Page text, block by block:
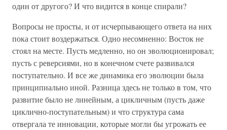
один от другого? И что видится в конце спирали?
Вопросы не просты, и от исчерпывающего ответа на них
пока стоит воздержаться. Одно несомненно: Восток не
стоял на месте. Пусть медленно, но он эволюционировал;
пусть с реверсиями, но в конечном счете развивался
поступательно. И все же динамика его эволюции была
принципиально иной. Разница здесь не только в том, что
развитие было не линейным, а цикличным (пусть даже
циклично-поступательным) и что структура сама
отвергала те инновации, которые могли бы угрожать ее